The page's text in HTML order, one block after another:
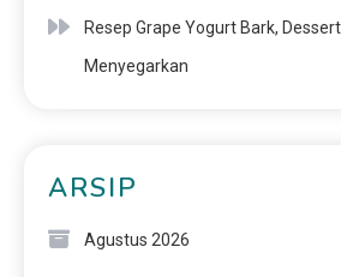
Resep Grape Yogurt Bark,
Menyegarkan
ARSIP
Agustus 2026